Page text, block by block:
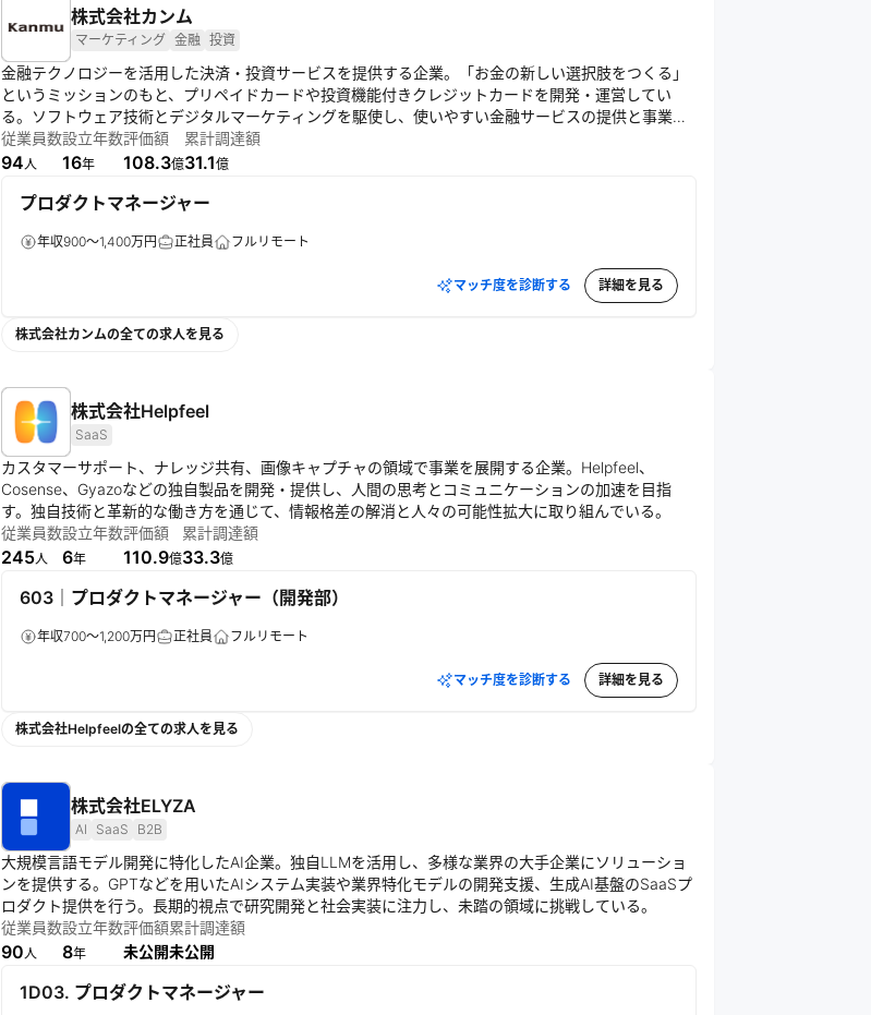
株式会社カンム
マーケティング 金融 投資
金融テクノロジーを活用した決済・投資サービスを提供する企業。「お金の新しい選択肢をつくる」
というミッションのもと、プリペイドカードや投資機能付きクレジットカードを開発・運営してい
る。ソフトウェア技術とデジタルマーケティングを駆使し、使いやすい金融サービスの提供と事業拡
大を図っている。
従業員数
94人
設立年数
16年
評価額
108.3億
累計調達額
31.1億
プロダクトマネージャー
年収900～1,400万円 正社員 フルリモート
マッチ度を診断する 詳細を見る
株式会社カンムの全ての求人を見る
株式会社Helpfeel
SaaS
カスタマーサポート、ナレッジ共有、画像キャプチャの領域で事業を展開する企業。Helpfeel、
Cosense、Gyazoなどの独自製品を開発・提供し、人間の思考とコミュニケーションの加速を目指
す。独自技術と革新的な働き方を通じて、情報格差の解消と人々の可能性拡大に取り組んでいる。
従業員数
245人
設立年数
6年
評価額
110.9億
累計調達額
33.3億
603｜プロダクトマネージャー（開発部）
年収700～1,200万円 正社員 フルリモート
マッチ度を診断する 詳細を見る
株式会社Helpfeelの全ての求人を見る
株式会社ELYZA
AI SaaS B2B
大規模言語モデル開発に特化したAI企業。独自LLMを活用し、多様な業界の大手企業にソリューショ
ンを提供する。GPTなどを用いたAIシステム実装や業界特化モデルの開発支援、生成AI基盤のSaaSプ
ロダクト提供を行う。長期的視点で研究開発と社会実装に注力し、未踏の領域に挑戦している。
従業員数
90人
設立年数
8年
評価額
未公開
累計調達額
未公開
1D03. プロダクトマネージャー